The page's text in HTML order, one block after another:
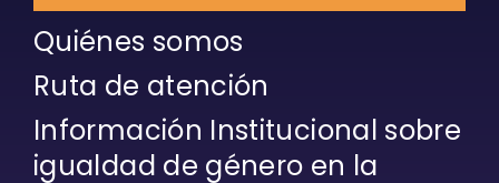
Quiénes somos
Ruta de atención
Información Institucional sobre
igualdad de género en la